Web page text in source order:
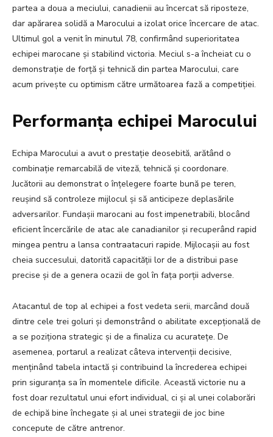
partea a doua a meciului, canadienii au încercat să riposteze,
dar apărarea solidă a Marocului a izolat orice încercare de atac.
Ultimul gol a venit în minutul 78, confirmând superioritatea
echipei marocane și stabilind victoria. Meciul s-a încheiat cu o
demonstrație de forță și tehnică din partea Marocului, care
acum privește cu optimism către următoarea fază a competiției.
Performanța echipei Marocului
Echipa Marocului a avut o prestație deosebită, arătând o
combinație remarcabilă de viteză, tehnică și coordonare.
Jucătorii au demonstrat o înțelegere foarte bună pe teren,
reușind să controleze mijlocul și să anticipeze deplasările
adversarilor. Fundașii marocani au fost impenetrabili, blocând
eficient încercările de atac ale canadianilor și recuperând rapid
mingea pentru a lansa contraatacuri rapide. Mijlocașii au fost
cheia succesului, datorită capacității lor de a distribui pase
precise și de a genera ocazii de gol în fața porții adverse.
Atacantul de top al echipei a fost vedeta serii, marcând două
dintre cele trei goluri și demonstrând o abilitate excepțională de
a se poziționa strategic și de a finaliza cu acuratețe. De
asemenea, portarul a realizat câteva intervenții decisive,
menținând tabela intactă și contribuind la încrederea echipei
prin siguranța sa în momentele dificile. Această victorie nu a
fost doar rezultatul unui efort individual, ci și al unei colaborări
de echipă bine închegate și al unei strategii de joc bine
concepute de către antrenor.